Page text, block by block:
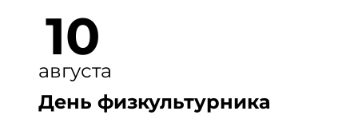
10
августа
День физкультурника